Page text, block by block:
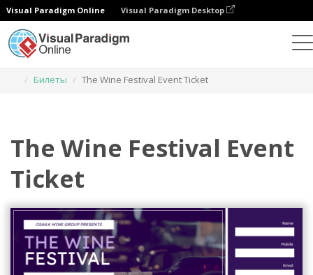
Visual Paradigm Online Visual Paradigm Desktop
Билеты
The Wine Festival Event Ticket
The Wine Festival Event
Ticket